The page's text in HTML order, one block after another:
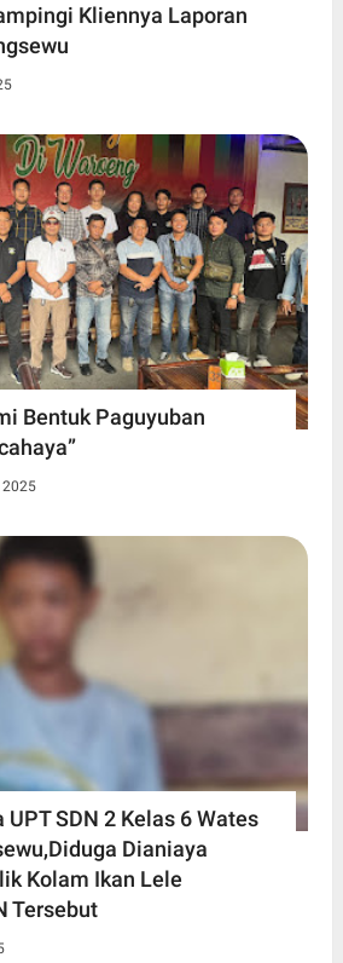
Kliennya Laporan
Bentuk Paguyuban
2025
UPT SDN 2 Kelas 6 Wates
Dianiaya
Kolam Ikan Lele
Tersebut